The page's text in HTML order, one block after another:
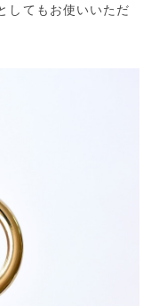
してもお使いいただ